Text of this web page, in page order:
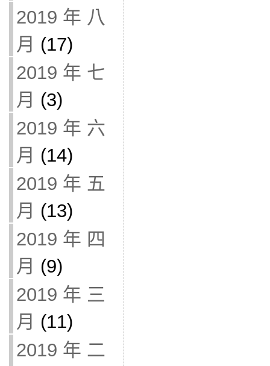
2019 年 八
月 (17)
2019 年 七
月 (3)
2019 年 六
月 (14)
2019 年 五
月 (13)
2019 年 四
月 (9)
2019 年 三
月 (11)
2019 年 二